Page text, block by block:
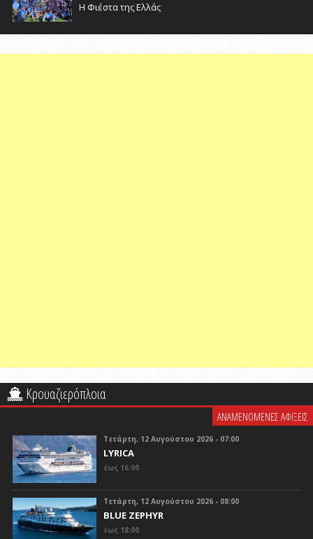
Η Φιέστα της Ελλάς
Κρουαζιερόπλοια
ΑΝΑΜΕΝΟΜΕΝΕΣ ΑΦΙΞΕΙΣ
Τετάρτη, 12 Αυγούστου 2026 - 07:00
LYRICA
έως 16:00
Τετάρτη, 12 Αυγούστου 2026 - 08:00
BLUE ZEPHYR
έως 18:00